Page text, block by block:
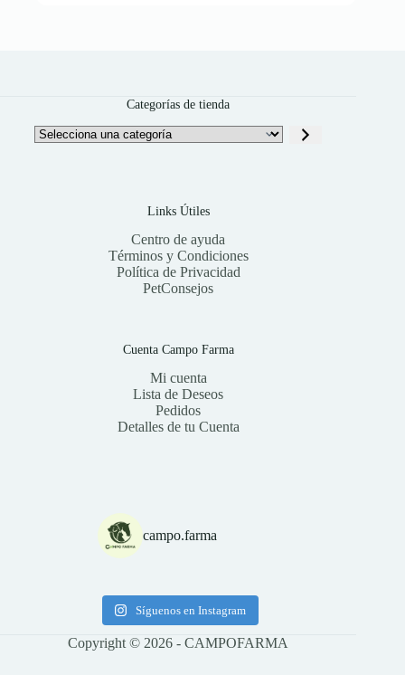
Categorías de tienda
Selecciona
una
Links Útiles
Centro de ayuda
Términos y Condiciones
Política de Privacidad
PetConsejos
Cuenta Campo Farma
Mi cuenta
Lista de Deseos
Pedidos
Detalles de tu Cuenta
campo.farma
Síguenos en Instagram
Copyright © 2026 - CAMPOFARMA